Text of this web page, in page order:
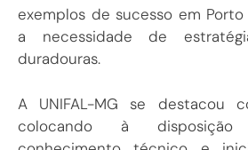
exemplos de sucesso em
a necessidade de
duradouras.
A UNIFAL-MG se destacou
colocando à